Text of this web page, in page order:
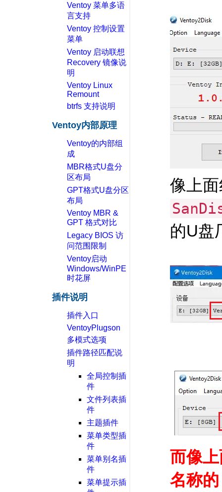
Ventoy 菜单多语
言支持
Ventoy 控制设置
菜单
Ventoy 启动联想
Recovery 镜像说
明
Ventoy Linux
Remount
btrfs 支持说明
Ventoy内部原理
Ventoy的内部组
成
MBR格式U盘分
区布局
GPT格式U盘分区
布局
Ventoy MBR &
GPT 格式对比
Legacy BIOS 访
问范围限制
Ventoy启动
Windows/WinPE
时花屏
插件说明
插件入口
VentoyPlugson
多模式选项
插件路径匹配说
明
全局控制插
件
文件列表插
件
主题插件
菜单类型插
件
菜单别名插
件
菜单提示插
像上
的U盘
而像
名称